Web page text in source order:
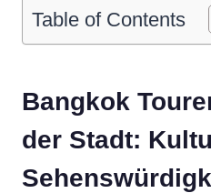
Table of Contents
Bangkok
der Stadt: